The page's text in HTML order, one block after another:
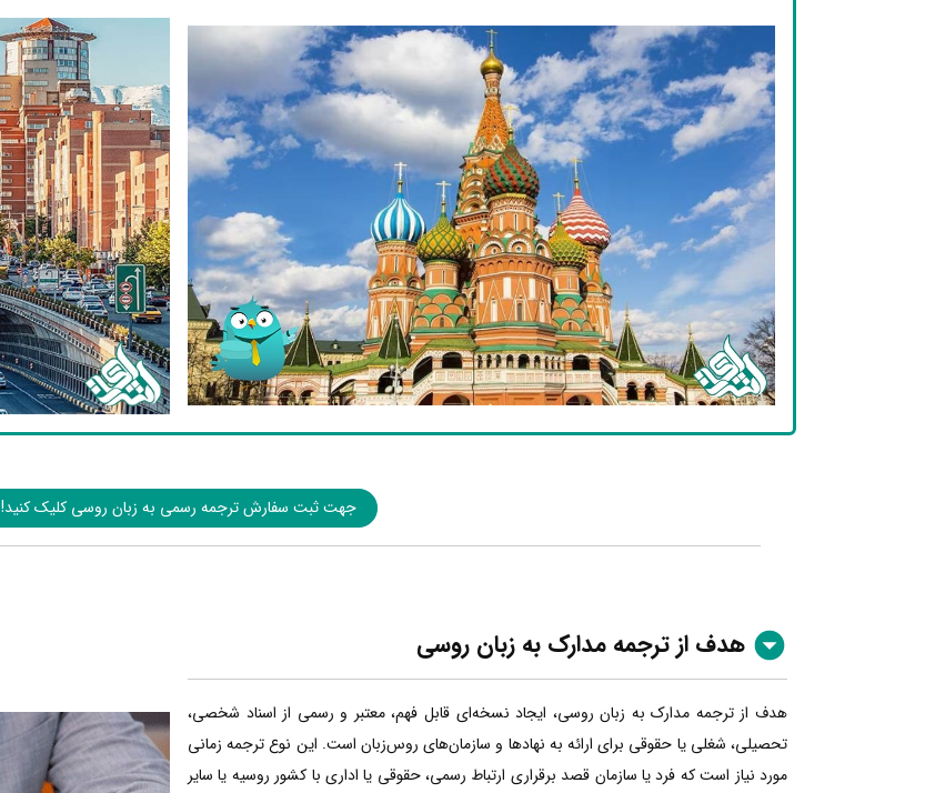
جهت ثبت سفارش ترجمه رسمی به زبان روسی کلیک کنید!
هدف از ترجمه مدارک به زبان روسی
هدف از ترجمه مدارک به زبان روسی، ایجاد نسخه‌ای قابل فهم، معتبر و رسمی از اسناد شخصی،
تحصیلی، شغلی یا حقوقی برای ارائه به نهادها و سازمان‌های روس‌زبان است. این نوع ترجمه زمانی
مورد نیاز است که فرد یا سازمان قصد برقراری ارتباط رسمی، حقوقی یا اداری با کشور روسیه یا سایر